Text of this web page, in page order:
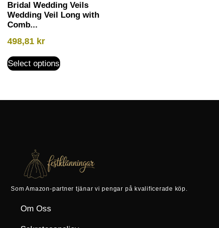
Bridal Wedding Veils
Wedding Veil Long with
Comb...
498,81 kr
Select options
Som Amazon-partner tjänar vi pengar på kvalificerade köp.
Om Oss